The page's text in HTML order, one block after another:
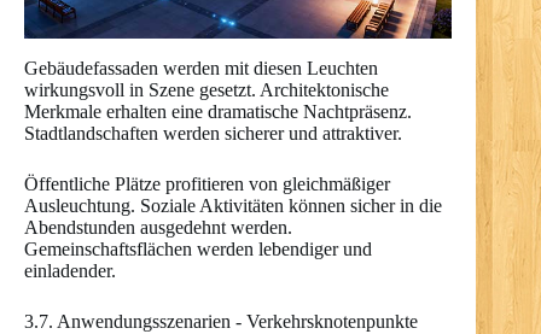
Gebäudefassaden werden mit diesen Leuchten
wirkungsvoll in Szene gesetzt. Architektonische
Merkmale erhalten eine dramatische Nachtpräsenz.
Stadtlandschaften werden sicherer und attraktiver.
Öffentliche Plätze profitieren von gleichmäßiger
Ausleuchtung. Soziale Aktivitäten können sicher in die
Abendstunden ausgedehnt werden.
Gemeinschaftsflächen werden lebendiger und
einladender.
3.7. Anwendungsszenarien - Verkehrsknotenpunkte